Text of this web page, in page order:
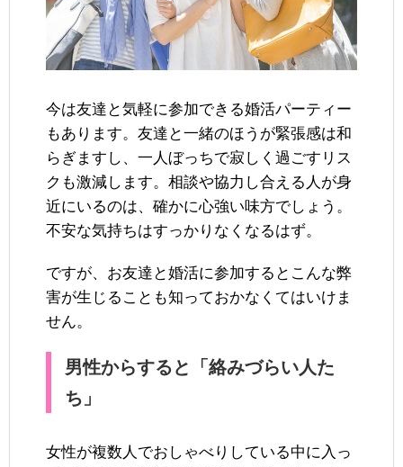
今は友達と気軽に参加できる婚活パーティー
もあります。友達と一緒のほうが緊張感は和
らぎますし、一人ぼっちで寂しく過ごすリス
クも激減します。相談や協力し合える人が身
近にいるのは、確かに心強い味方でしょう。
不安な気持ちはすっかりなくなるはず。
ですが、お友達と婚活に参加するとこんな弊
害が生じることも知っておかなくてはいけま
せん。
男性からすると「絡みづらい人た
ち」
女性が複数人でおしゃべりしている中に入っ